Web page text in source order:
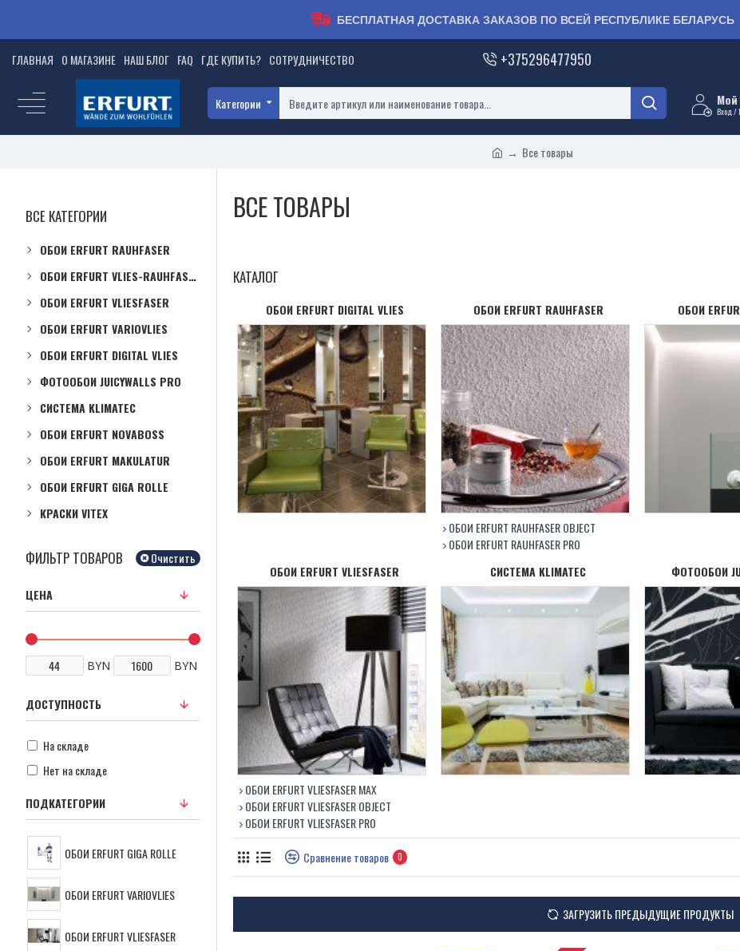
БЕСПЛАТНАЯ ДОСТАВКА ЗАКАЗОВ ПО ВСЕЙ РЕСПУБЛИКЕ БЕЛАРУСЬ
ГЛАВНАЯ О МАГАЗИНЕ НАШ БЛОГ FAQ ГДЕ КУПИТЬ? СОТРУДНИЧЕСТВО +375296477950
Категории Вход /
Все товары
ВСЕ КАТЕГОРИИ
ОБОИ ERFURT RAUHFASER
ОБОИ ERFURT VLIES-RAUHFASER
ОБОИ ERFURT VLIESFASER
ОБОИ ERFURT VARIOVLIES
ОБОИ ERFURT DIGITAL VLIES
ФОТООБОИ JUICYWALLS PRO
СИСТЕМА KLIMATEC
ОБОИ ERFURT NOVABOSS
ОБОИ ERFURT MAKULATUR
ОБОИ ERFURT GIGA ROLLE
КРАСКИ VITEX
ФИЛЬТР ТОВАРОВ Очистить
ЦЕНА
BYN BYN
ПОДКАТЕГОРИИ
ОБОИ ERFURT GIGA ROLLE
ОБОИ ERFURT VARIOVLIES
ОБОИ ERFURT VLIESFASER
ДОСТУПНОСТЬ
На складе
Нет на складе
ВСЕ ТОВАРЫ
КАТАЛОГ
ОБОИ ERFURT DIGITAL VLIES ОБОИ ERFURT RAUHFASER
ОБОИ ERFURT RAUHFASER OBJECT
ОБОИ ERFURT RAUHFASER PRO
ОБОИ
ОБОИ ERFURT VLIESFASER
ОБОИ ERFURT VLIESFASER MAX
ОБОИ ERFURT VLIESFASER OBJECT
ОБОИ ERFURT VLIESFASER PRO
СИСТЕМА KLIMATEC ФОТООБОИ
Сравнение товаров 0
ЗАГРУЗИТЬ ПРЕДЫДУЩИЕ ПРОДУКТЫ